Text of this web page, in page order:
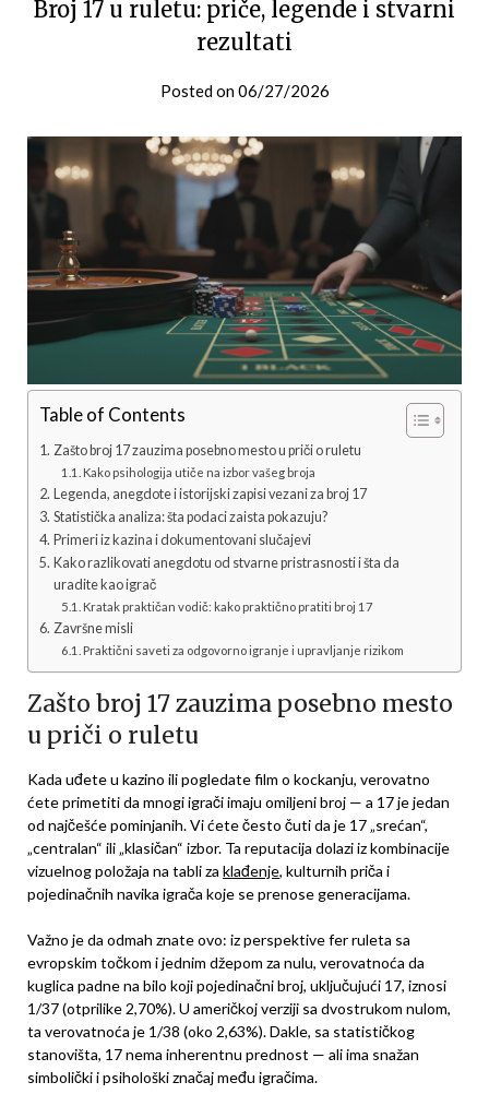
Broj 17 u ruletu: priče, legende i stvarni
rezultati
Posted on06/27/2026
Table of Contents
Zašto broj 17 zauzima posebno mesto u priči o ruletu
Kako psihologija utiče na izbor vašeg broja
Legenda, anegdote i istorijski zapisi vezani za broj 17
Statistička analiza: šta podaci zaista pokazuju?
Primeri iz kazina i dokumentovani slučajevi
Kako razlikovati anegdotu od stvarne pristrasnosti i šta da
uradite kao igrač
Kratak praktičan vodič: kako praktično pratiti broj 17
Završne misli
Praktični saveti za odgovorno igranje i upravljanje rizikom
Zašto broj 17 zauzima posebno mesto
u priči o ruletu
Kada uđete u kazino ili pogledate film o kockanju, verovatno
ćete primetiti da mnogi igrači imaju omiljeni broj — a 17 je jedan
od najčešće pominjanih. Vi ćete često čuti da je 17 „srećan“,
„centralan“ ili „klasičan“ izbor. Ta reputacija dolazi iz kombinacije
vizuelnog položaja na tabli za klađenje, kulturnih priča i
pojedinačnih navika igrača koje se prenose generacijama.
Važno je da odmah znate ovo: iz perspektive fer ruleta sa
evropskim točkom i jednim džepom za nulu, verovatnoća da
kuglica padne na bilo koji pojedinačni broj, uključujući 17, iznosi
1/37 (otprilike 2,70%). U američkoj verziji sa dvostrukom nulom,
ta verovatnoća je 1/38 (oko 2,63%). Dakle, sa statističkog
stanovišta, 17 nema inherentnu prednost — ali ima snažan
simbolički i psihološki značaj među igračima.